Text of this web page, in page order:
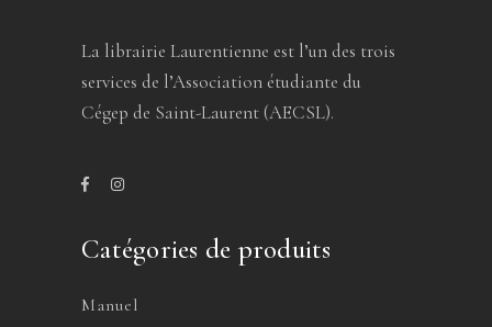
La librairie Laurentienne est l’un des trois
services de l’Association étudiante du
Cégep de Saint-Laurent (AECSL).
Catégories de produits
Manuel